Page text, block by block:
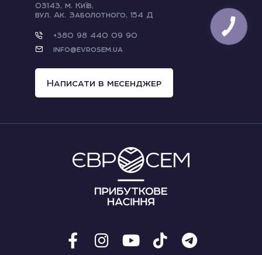
03143, м. Київ,
вул. Ак. Заболотного, 154 Д
+380 98 440 09 90
info@evrosem.ua
Написати в месенджер